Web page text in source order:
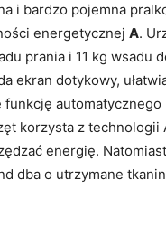
i bardzo pojemna
energetycznej A.
prania i 11 kg wsadu
ekran dotykowy,
funkcję automatycznego
korzysta z technologii
energię.
dba o utrzymane